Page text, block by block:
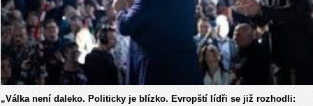
„Válka není daleko. Politicky je blízko. Evropští lídři se již rozhodli: